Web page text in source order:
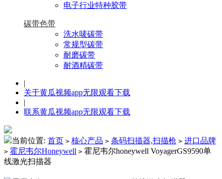
电子行业特种胶带
碳带色带
洗水唛碳带
常规型碳带
耐磨碳带
耐酒精碳带
|
关于黄瓜视频app无限观看下载
|
联系黄瓜视频app无限观看下载
当前位置: 首页 > 核心产品 > 条码扫描器,扫描枪 > 进口品牌
> 霍尼韦尔Honeywell > 霍尼韦尔honeywell VoyagerGS9590单
线激光扫描器